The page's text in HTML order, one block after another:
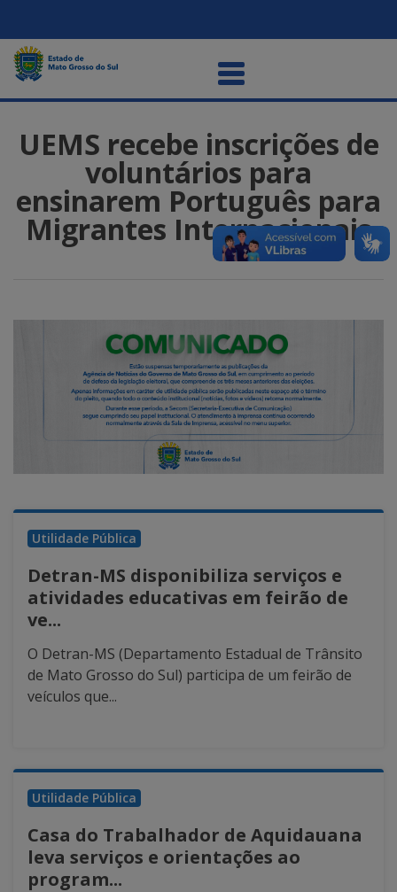
UEMS recebe inscrições de
voluntários para
ensinarem Português para
Migrantes Internacionais
Utilidade Pública
Detran-MS disponibiliza serviços e
atividades educativas em feirão de
ve...
O Detran-MS (Departamento Estadual de Trânsito
de Mato Grosso do Sul) participa de um feirão de
veículos que...
Utilidade Pública
Casa do Trabalhador de Aquidauana
leva serviços e orientações ao
program...